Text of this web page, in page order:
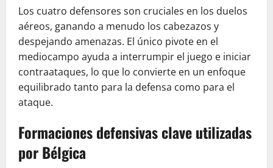
Los cuatro defensores son cruciales en los duelos
aéreos, ganando a menudo los cabezazos y
despejando amenazas. El único pivote en el
mediocampo ayuda a interrumpir el juego e iniciar
contraataques, lo que lo convierte en un enfoque
equilibrado tanto para la defensa como para el
ataque.
Formaciones defensivas clave utilizadas
por Bélgica